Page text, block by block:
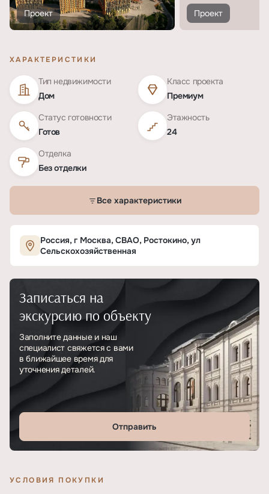
Проект Проект
ХАРАКТЕРИСТИКИ
Тип недвижимости
Дом
Класс проекта
Премиум
Статус готовности
Готов
Этажность
24
Отделка
Без отделки
Все характеристики
Характеристики ЖК «СОЮЗ»
ТипЖК
Класс проекта
Этажность 24
Отделка Без отделки
Россия, г Москва, СВАО, Ростокино, ул
Сельскохозяйственная
Записаться на
экскурсию по объекту
Заполните данные и наш
специалист свяжется с вами
в ближайшее время для
уточнения деталей.
Отправить
УСЛОВИЯ ПОКУПКИ